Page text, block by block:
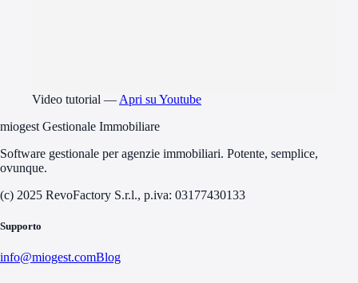
Video tutorial — Apri su Youtube
miogest Gestionale Immobiliare
Software gestionale per agenzie immobiliari. Potente, semplice,
ovunque.
(c) 2025 RevoFactory S.r.l., p.iva: 03177430133
Supporto
info@miogest.comBlog